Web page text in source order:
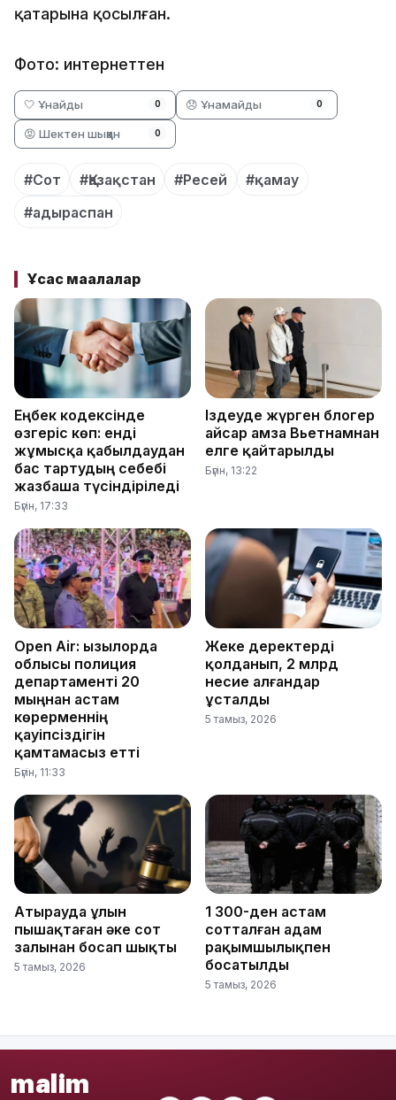
қатарына қосылған.
Фото: интернеттен
🤍 Ұнайды 0 😞 Ұнамайды 0
😡 Шектен шыққан 0
#Сот #Қазақстан #Ресей
#қамау
#адыраспан
Ұқсас мақалалар
Еңбек кодексінде
өзгеріс көп: енді
жұмысқа қабылдаудан
бас тартудың себебі
жазбаша түсіндіріледі
Бүгін, 17:33
Іздеуде жүрген блогер
Қайсар Қамза Вьетнамнан
елге қайтарылды
Бүгін, 13:22
Open Air: Қызылорда
облысы полиция
департаменті 20
мыңнан астам
көрерменнің
қауіпсіздігін
қамтамасыз етті
Бүгін, 11:33
Жеке деректерді
қолданып, 2 млрд
несие алғандар
ұсталды
5 тамыз, 2026
Атырауда ұлын
пышақтаған әке сот
залынан босап шықты
5 тамыз, 2026
1 300-ден астам
сотталған адам
рақымшылықпен
босатылды
5 тамыз, 2026
malim